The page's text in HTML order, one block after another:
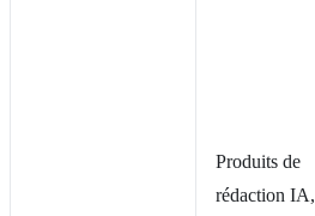
Produits de
rédaction IA,